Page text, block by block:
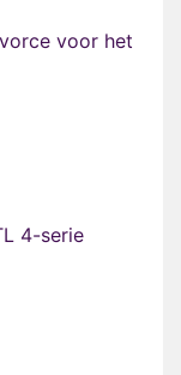
voor het
4-serie